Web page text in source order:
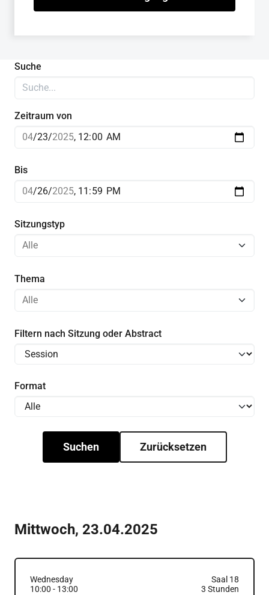
Suche
Zeitraum von
Bis
Sitzungstyp
Thema
Filtern nach Sitzung oder Abstract
Format
Suchen Zurücksetzen
Mittwoch, 23.04.2025
Wednesday
Saal 18
10:00 - 13:00 3 Stunden